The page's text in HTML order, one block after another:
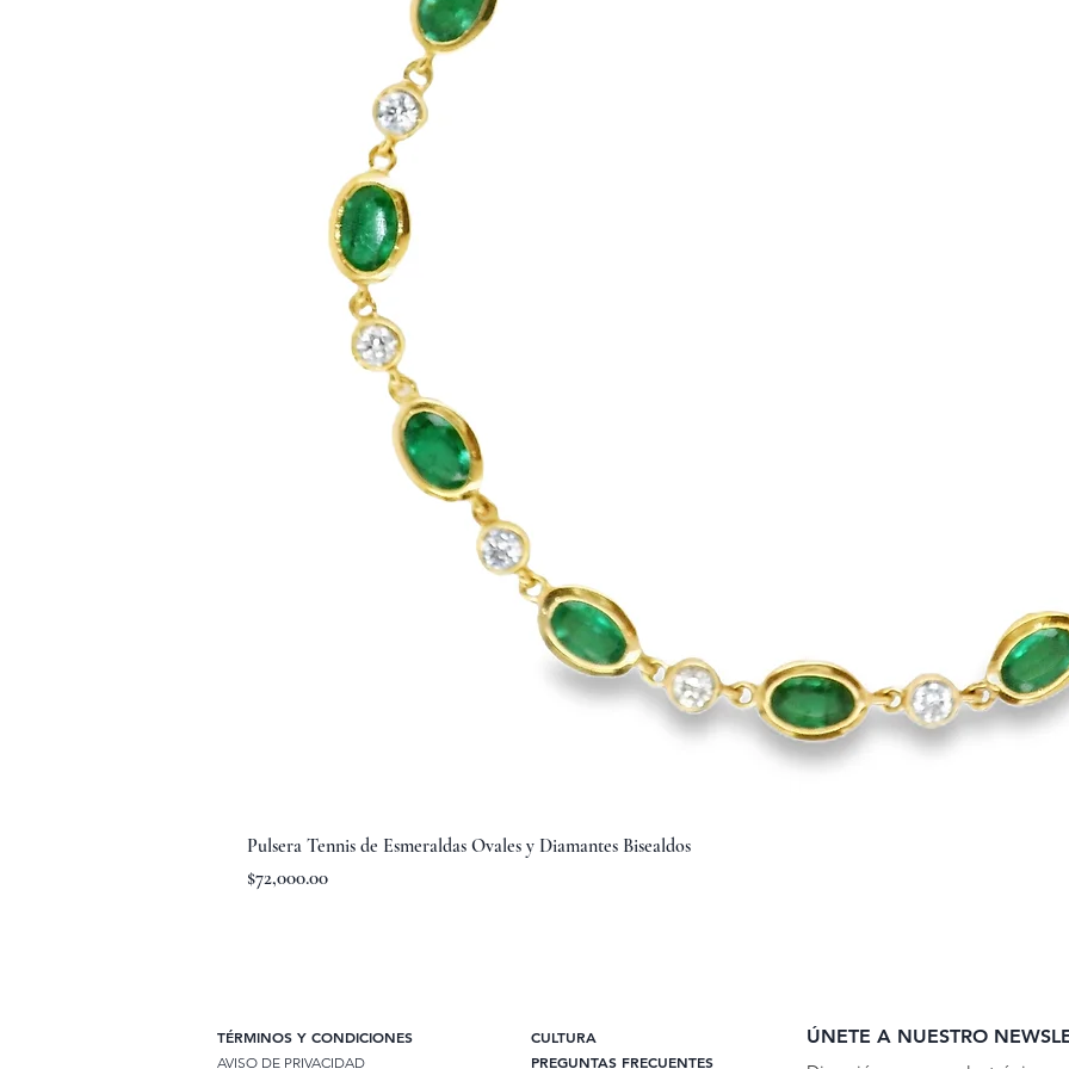
Pulsera Tennis de Esmeraldas Ovales y Diamantes Bisealdos
Precio
$72,000.00
TÉRMINOS Y CONDICIONES
AVISO DE PRIVACIDAD
CULTURA
PREGUNTAS FRECUENTES
ÚNETE A NUESTRO